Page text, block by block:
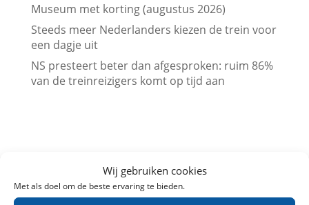
Wij gebruiken cookies
Met als doel om de beste ervaring te bieden.
Museum met korting (augustus 2026)
Steeds meer Nederlanders kiezen de trein voor
een dagje uit
NS presteert beter dan afgesproken: ruim 86%
van de treinreizigers komt op tijd aan